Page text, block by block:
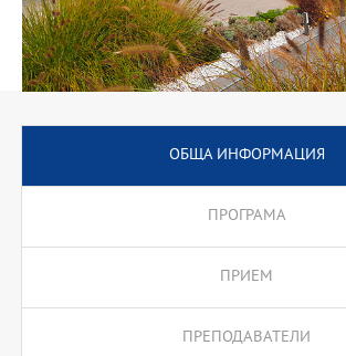
ОБЩА ИНФОРМАЦИЯ
ПРОГРАМА
ПРИЕМ
ПРЕПОДАВАТЕЛИ